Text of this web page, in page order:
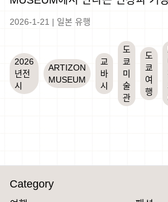
2026-1-21 | 일본 유행
2026
년전
시
ARTIZON
MUSEUM
교
바
시
도
쿄
미
술
관
도
쿄
여
행
Category